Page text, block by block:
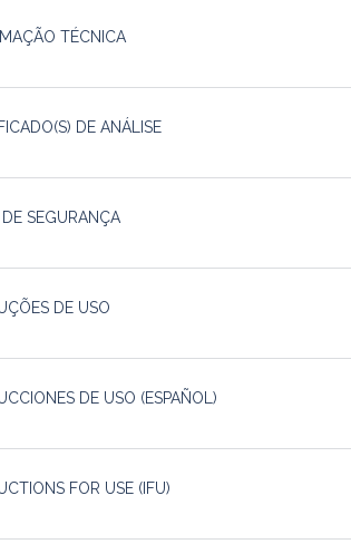
TÉCNICA
DE ANÁLISE
SEGURANÇA
DE USO
DE USO (ESPAÑOL)
FOR USE (IFU)